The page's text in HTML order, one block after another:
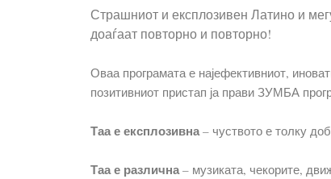
Страшниот и експлозивен Латино и
доаѓаат повторно и повторно!
Оваа програмата е најефективниот,
позитивниот пристап ја прави ЗУМБА
Таа е експлозивна – чуството е толку
Таа е различна – музиката, чекорите,